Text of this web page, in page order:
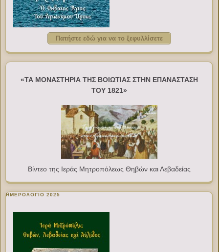
Πατήστε εδώ για να το ξεφυλλίσετε
«ΤΑ ΜΟΝΑΣΤΗΡΙΑ ΤΗΣ ΒΟΙΩΤΙΑΣ ΣΤΗΝ ΕΠΑΝΑΣΤΑΣΗ
ΤΟΥ 1821»
Βίντεο της Ιεράς Μητροπόλεως Θηβών και Λεβαδείας
ΗΜΕΡΟΛΟΓΙΟ 2025